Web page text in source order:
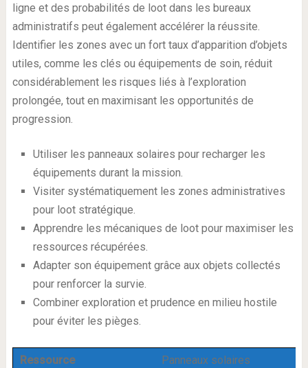
ligne et des probabilités de loot dans les bureaux
administratifs peut également accélérer la réussite.
Identifier les zones avec un fort taux d’apparition d’objets
utiles, comme les clés ou équipements de soin, réduit
considérablement les risques liés à l’exploration
prolongée, tout en maximisant les opportunités de
progression.
Utiliser les panneaux solaires pour recharger les
équipements durant la mission.
Visiter systématiquement les zones administratives
pour loot stratégique.
Apprendre les mécaniques de loot pour maximiser les
ressources récupérées.
Adapter son équipement grâce aux objets collectés
pour renforcer la survie.
Combiner exploration et prudence en milieu hostile
pour éviter les pièges.
Ressource
Panneaux solaires